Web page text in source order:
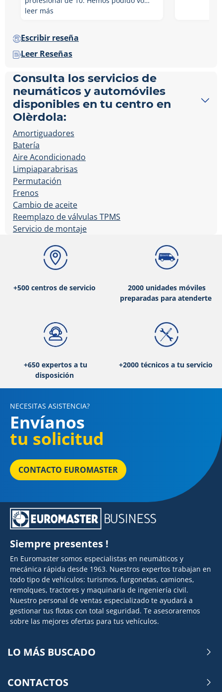
leer más
Escribir reseña
Leer Reseñas
Consulta los servicios de
neumáticos y automóviles
disponibles en tu centro en
Olèrdola:
Amortiguadores
Batería
Aire Acondicionado
Limpiaparabrisas
Permutación
Frenos
Cambio de aceite
Reemplazo de válvulas TPMS
Servicio de montaje
+500 centros de servicio
2000 unidades móviles
preparadas para atenderte
+650 expertos a tu
disposición
+2000 técnicos a tu servicio
NECESITAS ASISTENCIA?
Envíanos
tu solicitud
CONTACTO EUROMASTER
Siempre presentes !
En Euromaster somos especialistas en neumáticos y
mecánica rápida desde 1963. Nuestros expertos trabajan en
todo tipo de vehículos: turismos, furgonetas, camiones,
remolques, tractores y maquinaria de ingeniería civil.
Nuestro personal de ventas especializado te ayudará a
gestionar tus flotas con total seguridad. Te asesoraremos
sobre las mejores ofertas para tus vehículos.
LO MÁS BUSCADO
CONTACTOS